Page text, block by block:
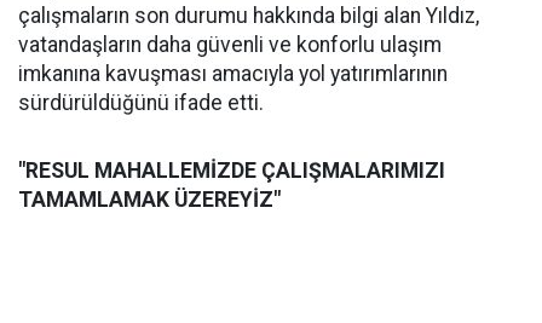
çalışmaların son durumu hakkında bilgi alan Yıldız,
vatandaşların daha güvenli ve konforlu ulaşım
imkanına kavuşması amacıyla yol yatırımlarının
sürdürüldüğünü ifade etti.
"RESUL MAHALLEMİZDE ÇALIŞMALARIMIZI
TAMAMLAMAK ÜZEREYİZ"